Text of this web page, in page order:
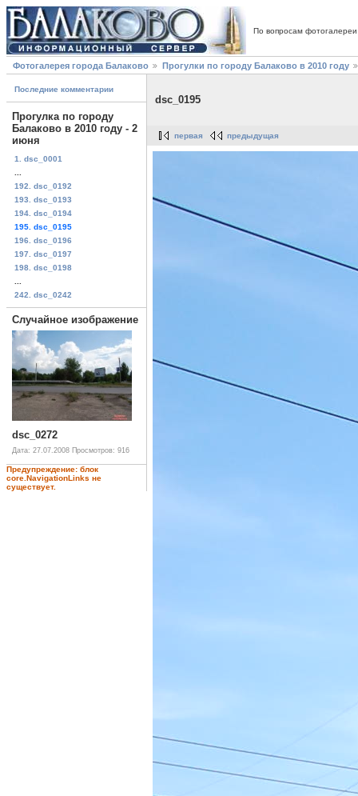
По вопросам
Фотогалерея города Балаково Прогулки по городу Балаково в 2010 году
Последние комментарии
Прогулка по городу
Балаково в 2010 году - 2
июня
1. dsc_0001
192. dsc_0192
193. dsc_0193
194. dsc_0194
195. dsc_0195
196. dsc_0196
197. dsc_0197
198. dsc_0198
242. dsc_0242
Случайное изображение
dsc_0272
Дата: 27.07.2008 Просмотров: 916
Предупреждение: блок
core.NavigationLinks не
существует.
dsc_0195
первая предыдущая